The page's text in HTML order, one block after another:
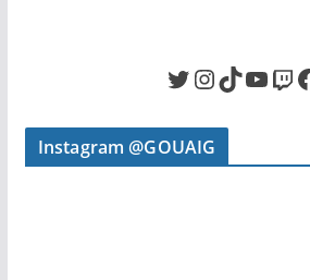
Twitter InstagramTikTok YouTube Twitch Facebook
Instagram @GOUAIG